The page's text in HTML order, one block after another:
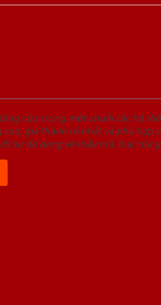
cửa trong một chuỗi các hệ
giá thành rẻ nhất và phù hợp
sự đa dạng về mẫu mã, loại cửa